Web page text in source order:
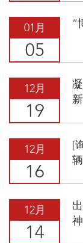
01月
05
“
12月
19
12月
16
[
12月
14
神